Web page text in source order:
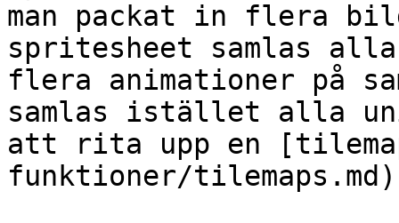
man packat in flera
spritesheet samlas
flera animationer på
samlas istället alla
att rita upp en
funktioner/